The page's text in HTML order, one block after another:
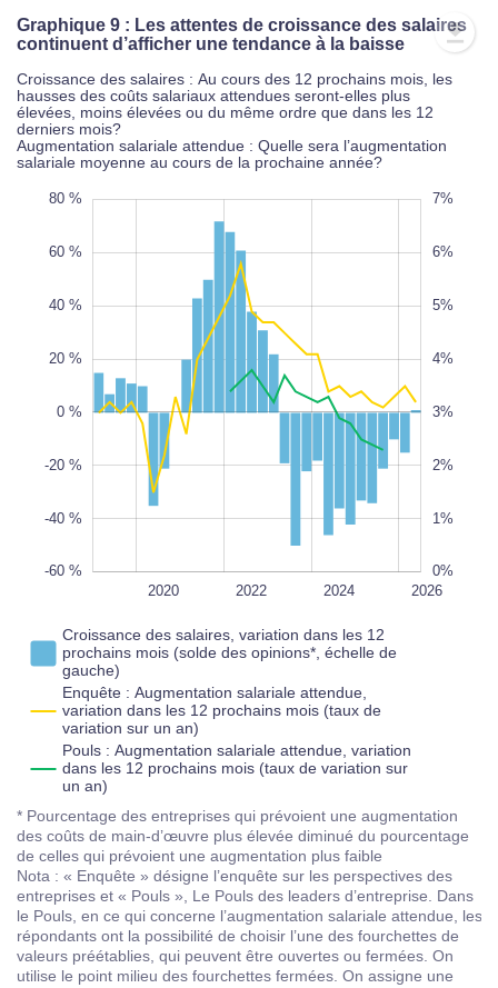
Graphique 9 : Les attentes de croissance des salaires
continuent d’afficher une tendance à la baisse
Croissance des salaires : Au cours des 12 prochains mois, les
hausses des coûts salariaux attendues seront-elles plus
élevées, moins élevées ou du même ordre que dans les 12
derniers mois?
Augmentation salariale attendue : Quelle sera l’augmentation
salariale moyenne au cours de la prochaine année?
80 %
60 %
40 %
20 %
0 %
-20 %
-40 %
-60 %
-2%
7%
6%
5%
4%
3%
2%
1%
0%
-1%
8%
2020 2022 2024 2026
100%
Croissance des salaires, variation dans les 12
prochains mois (solde des opinions*, échelle de
gauche)
Enquête : Augmentation salariale attendue,
variation dans les 12 prochains mois (taux de
variation sur un an)
Pouls : Augmentation salariale attendue, variation
dans les 12 prochains mois (taux de variation sur
un an)
* Pourcentage des entreprises qui prévoient une augmentation
des coûts de main-d’œuvre plus élevée diminué du pourcentage
de celles qui prévoient une augmentation plus faible
Nota : « Enquête » désigne l’enquête sur les perspectives des
entreprises et « Pouls », Le Pouls des leaders d’entreprise. Dans
le Pouls, en ce qui concerne l’augmentation salariale attendue, les
répondants ont la possibilité de choisir l’une des fourchettes de
valeurs préétablies, qui peuvent être ouvertes ou fermées. On
utilise le point milieu des fourchettes fermées. On assigne une